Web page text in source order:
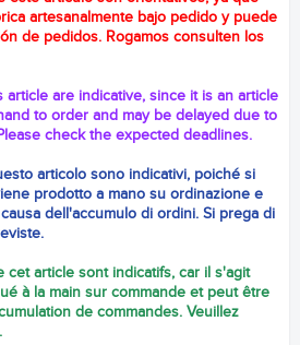
artesanalmente bajo pedido y puede
de pedidos. Rogamos consulten los
are indicative, since it is an article
to order and may be delayed due to
check the expected deadlines.
articolo sono indicativi, poiché si
prodotto a mano su ordinazione e
dell'accumulo di ordini. Si prega di
cet article sont indicatifs, car il s'agit
à la main sur commande et peut être
de commandes. Veuillez